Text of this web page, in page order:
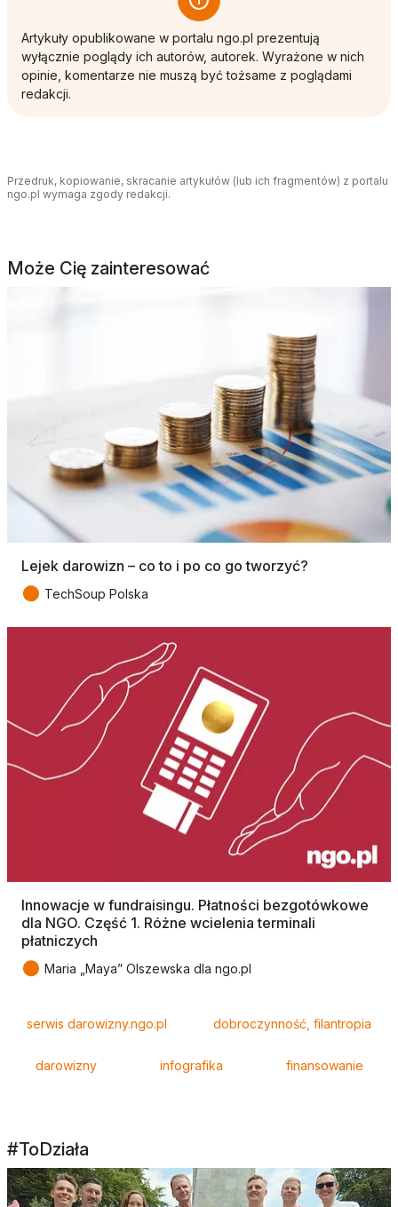
Artykuły opublikowane w portalu ngo.pl prezentują
wyłącznie poglądy ich autorów, autorek. Wyrażone w nich
opinie, komentarze nie muszą być tożsame z poglądami
redakcji.
Przedruk, kopiowanie, skracanie artykułów (lub ich fragmentów) z portalu
ngo.pl wymaga zgody redakcji.
Może Cię zainteresować
Lejek darowizn – co to i po co go tworzyć?
● TechSoup Polska
Innowacje w fundraisingu. Płatności bezgotówkowe
dla NGO. Część 1. Różne wcielenia terminali
płatniczych
● Maria „Maya” Olszewska dla ngo.pl
serwis darowizny.ngo.pl dobroczynność, filantropia
darowizny infografika finansowanie
#ToDziała